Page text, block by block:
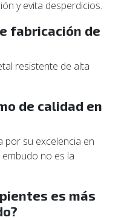
y evita desperdicios.
fabricación de
resistente de alta
de calidad en
por su excelencia en
no es la
es más